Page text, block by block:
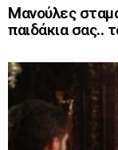
Mανούλες
παιδάκια σας..